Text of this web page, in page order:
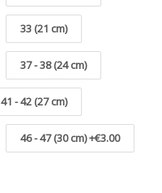
33 (21 cm)
37 - 38 (24 cm)
41 - 42 (27 cm)
46 - 47 (30 cm) +€3.00